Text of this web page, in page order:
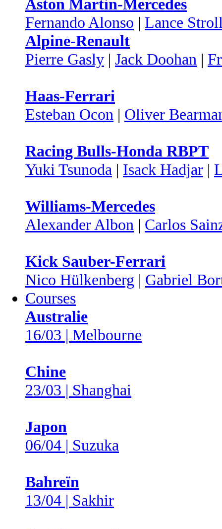
Aston Martin-Mercedes
Fernando Alonso | Lance
Alpine-Renault
Pierre Gasly | Jack Doohan |
Haas-Ferrari
Esteban Ocon | Oliver
Racing Bulls-Honda RBPT
Yuki Tsunoda | Isack Hadjar |
Williams-Mercedes
Alexander Albon | Carlos
Kick Sauber-Ferrari
Nico Hülkenberg | Gabriel
Courses
Australie
16/03 | Melbourne
Chine
23/03 | Shanghai
Japon
06/04 | Suzuka
Bahreïn
13/04 | Sakhir